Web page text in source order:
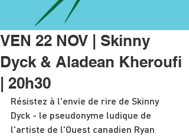
VEN 22 NOV | Skinny
Dyck & Aladean Kheroufi
| 20h30
Résistez à l'envie de rire de Skinny
Dyck - le pseudonyme ludique de
l'artiste de l'Ouest canadien Ryan